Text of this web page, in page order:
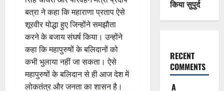
बत्रा ने कहा कि महाराणा प्रताप ऐसे
शूरवीर योद्धा हुए जिन्होंने समझौता
करने के बजाय संघर्ष किया। उन्होंने
कहा कि महापुरुषों के बलिदानों को
कभी भुलाया नहीं जा सकता। ऐसे
महापुरुषों के बलिदान से ही आज देश में
लोकतंत्र और जनता का शासन है।
किया सुपुर्द
RECENT
COMMENTS
A